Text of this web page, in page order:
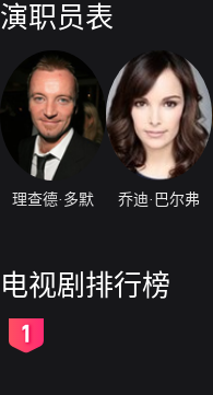
演职员表
理查德·多默 乔迪·巴尔弗
电视剧排行榜